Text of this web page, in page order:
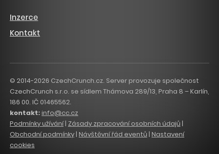
Inzerce
Kontakt
© 2014-2026 CzechCrunch.cz. Server provozuje společnost
CzechCrunch s.r.o. se sídlem Thámova 289/13, Praha 8 – Karlín,
186 00. IČ 01465562.
kontakt:info@cc.cz
Podmínky užívání| Zásady zpracování osobních údajů |
Obchodní podmínky | Návštěvní řád eventů | Nastavení
cookies